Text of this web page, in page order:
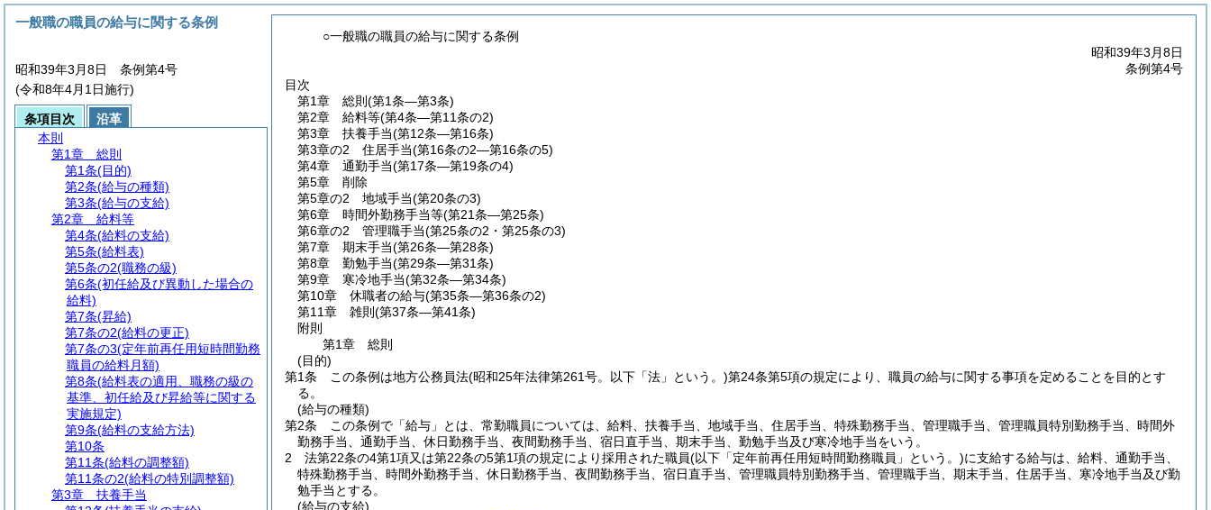
○一般職の職員の給与に関する条例
昭和39年3月8日
条例第4号
目次
第1章
総則 (第1条―第3条)
第2章
給料等(第4条―第11条の2)
第3章
扶養手当(第12条―第16条)
第3章の2
住居手当(第16条の2―第16条の5)
第4章
通勤手当(第17条―第19条の4)
第5章
削除
第5章の2
地域手当(第20条の3)
第6章
時間外勤務手当等(第21条―第25条)
第6章の2
管理職手当(第25条の2・第25条の3)
第7章
期末手当(第26条―第28条)
第8章
勤勉手当(第29条―第31条)
第9章
寒冷地手当(第32条―第34条)
第10章
休職者の給与(第35条―第36条の2)
第11章
雑則 (第37条―第41条)
附則
第1章
総則
(目的)
第1条
この条例は地方公務員法(昭和25年法律第261号。以下「法」という。)第24条第5項の規定により、職員の給与に関する事項を定めることを目的とす
る。
(給与の種類)
第2条
この条例で「給与」とは、常勤職員については、給料、扶養手当、地域手当、住居手当、特殊勤務手当、管理職手当、管理職員特別勤務手当、時間外
勤務手当、通勤手当、休日勤務手当、夜間勤務手当、宿日直手当、期末手当、勤勉手当及び寒冷地手当をいう。
2
法第22条の4第1項又は第22条の5第1項の規定により採用された職員(以下「定年前再任用短時間勤務職員」という。)に支給する給与は、給料、通勤手当、
特殊勤務手当、時間外勤務手当、休日勤務手当、夜間勤務手当、宿日直手当、管理職員特別勤務手当、管理職手当、期末手当、住居手当、寒冷地手当及び勤
勉手当とする。
(給与の支給)
一般職の職員の給与に関する条例
昭和39年3月8日 条例第4号
(令和8年4月1日施行)
条項目次
沿革
本則
第1章
総則
第1条(目的)
第2条(給与の種類)
第3条(給与の支給)
第2章
給料等
第4条(給料の支給)
第5条(給料表)
第5条の2(職務の級)
第6条(初任給及び異動した場合の
給料)
第7条(昇給)
第7条の2(給料の更正)
第7条の3(定年前再任用短時間勤務
職員の給料月額)
第8条(給料表の適用、職務の級の
基準、初任給及び昇給等に関する
実施規定)
第9条(給料の支給方法)
第10条
第11条(給料の調整額)
第11条の2(給料の特別調整額)
第3章
扶養手当